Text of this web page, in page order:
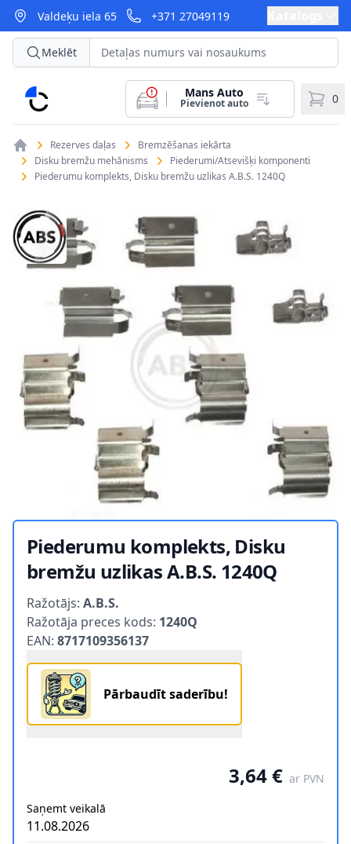
Valdeķu iela 65 +371 27049119
CarParts
Meklēt
Mans Auto
Pievienot auto 0
Rezerves daļas
Bremzēšanas iekārta
Disku bremžu mehānisms
Piederumi/Atsevišķi komponenti
Piederumu komplekts, Disku bremžu uzlikas A.B.S. 1240Q
Piederumu komplekts, Disku
bremžu uzlikas A.B.S. 1240Q
Ražotājs: A.B.S.
Ražotāja preces kods: 1240Q
EAN: 8717109356137
Pārbaudīt saderību!
3,64 € ar PVN
Saņemt veikalā
11.08.2026